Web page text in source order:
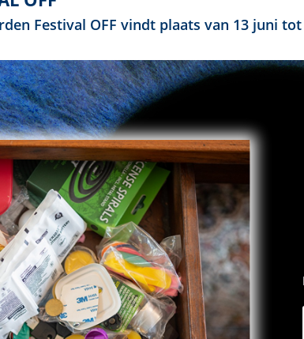
Festival OFF vindt plaats van 13 juni